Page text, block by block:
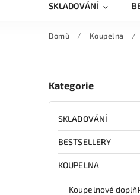
SKLADOVÁNÍ
Domů / Koupelna /
Kategorie
SKLADOVÁNÍ
BESTSELLERY
KOUPELNA
Koupelnové